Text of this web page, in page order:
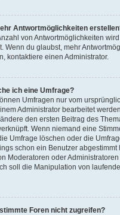
Antwortmöglichkeiten
von Antwortmöglichkeiten
Wenn du glaubst, mehr
kontaktiere einen Administrator.
ich eine Umfrage?
Umfragen nur vom
Administrator bearbeitet
den ersten Beitrag des
Wenn niemand eine
Umfrage löschen oder die
schon ein Benutzer abgestimmt
Moderatoren oder
soll die Manipulation von
Foren nicht zugreifen?